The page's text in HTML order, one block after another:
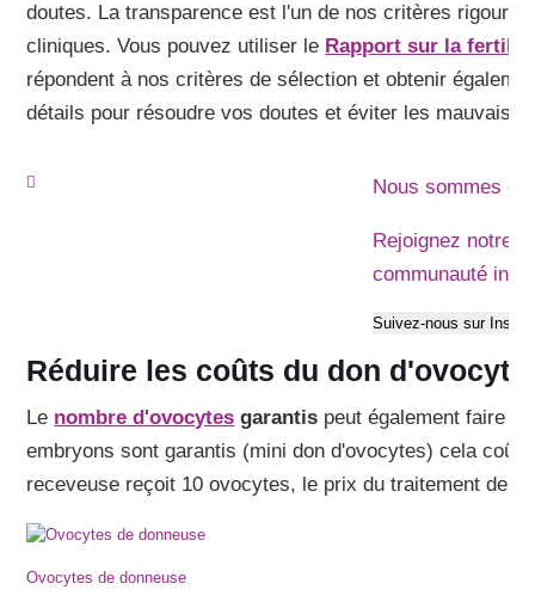
doutes. La transparence est l'un de nos critères
cliniques. Vous pouvez utiliser le Rapport sur la
répondent à nos critères de sélection et obtenir
détails pour résoudre vos doutes et éviter les
Nous sommes
Rejoignez notre
communauté
Suivez-nous sur
Réduire les coûts du don
Le nombre d'ovocytes garantis peut également faire
embryons sont garantis (mini don d'ovocytes) cela
receveuse reçoit 10 ovocytes, le prix du traitement de
Ovocytes de donneuse